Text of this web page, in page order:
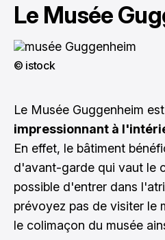
Le Musée
© istock
Le Musée Guggenheim est
impressionnant à
En effet, le bâtiment
d'avant-garde qui vaut le
possible d'entrer dans
prévoyez pas de visiter le
le colimaçon du musée